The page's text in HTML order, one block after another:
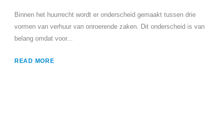
Binnen het huurrecht wordt er onderscheid gemaakt tussen drie
vormen van verhuur van onroerende zaken. Dit onderscheid is van
belang omdat voor...
READ MORE